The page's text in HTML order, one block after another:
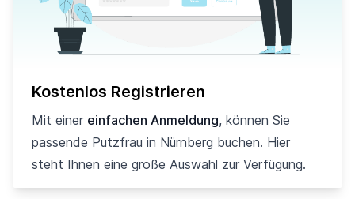
Kostenlos Registrieren
Mit einer einfachen Anmeldung, können Sie
passende Putzfrau in Nürnberg buchen. Hier
steht Ihnen eine große Auswahl zur Verfügung.